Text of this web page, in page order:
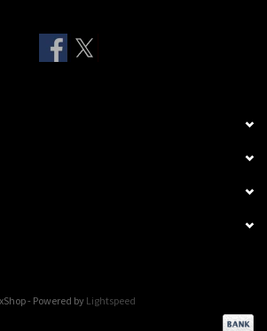
- Powered by Lightspeed